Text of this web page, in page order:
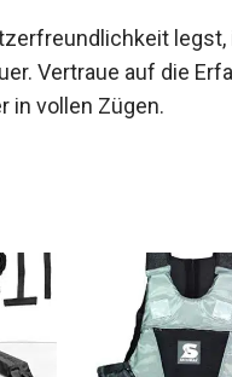
Vertraue auf die
in vollen Zügen.